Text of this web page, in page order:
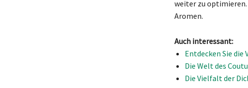
weiter zu
Aromen.
Auch interessant:
Entdecken Sie
Die Welt des
Die Vielfalt der